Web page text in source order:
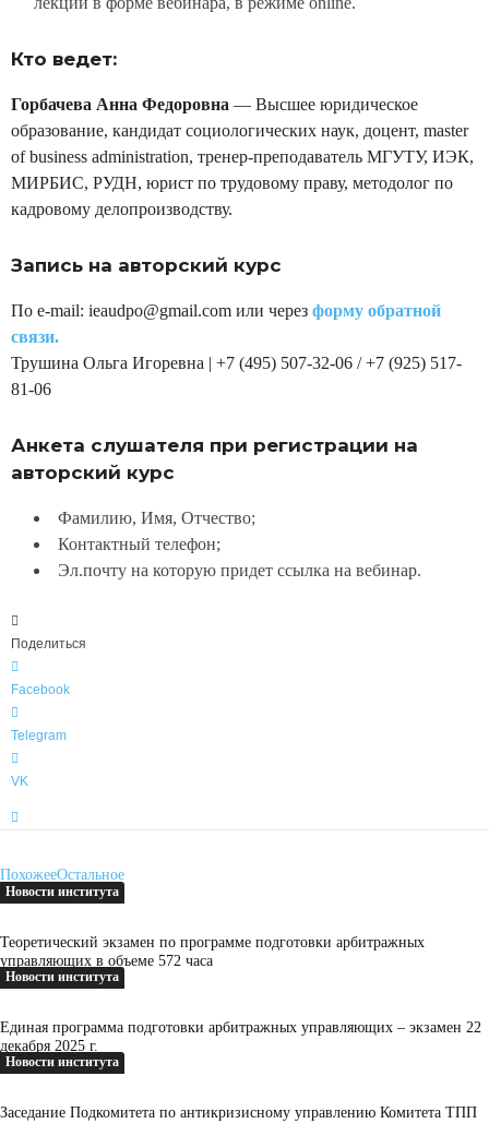
Кто ведет:
Горбачева Анна Федоровна — Высшее юридическое
образование, кандидат социологических наук, доцент, master
of business administration, тренер-преподаватель МГУТУ, ИЭК,
МИРБИС, РУДН, юрист по трудовому праву, методолог по
кадровому делопроизводству.
Запись на авторский курс
По e-mail: ieaudpo@gmail.com или через форму обратной
связи.
Трушина Ольга Игоревна | +7 (495) 507-32-06 / +7 (925) 517-
81-06
Анкета слушателя при регистрации на
авторский курс
Фамилию, Имя, Отчество;
Контактный телефон;
Эл.почту на которую придет ссылка на вебинар.
Поделиться
Facebook
Telegram
VK
ПохожееОстальное
Новости института
Теоретический экзамен по программе подготовки арбитражных
управляющих в объеме 572 часа
Новости института
Единая программа подготовки арбитражных управляющих – экзамен 22
декабря 2025 г.
Новости института
Заседание Подкомитета по антикризисному управлению Комитета ТПП